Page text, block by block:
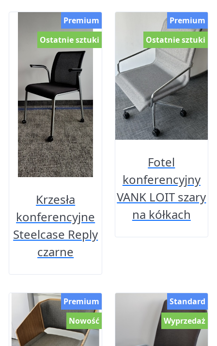
Ostatnie sztuki
Premium
Krzesła
konferencyjne
Steelcase Reply
czarne
Ostatnie sztuki
Premium
Fotel
konferencyjny
VANK LOIT szary
na kółkach
Nowość
Premium
Wyprzedaż
Standard